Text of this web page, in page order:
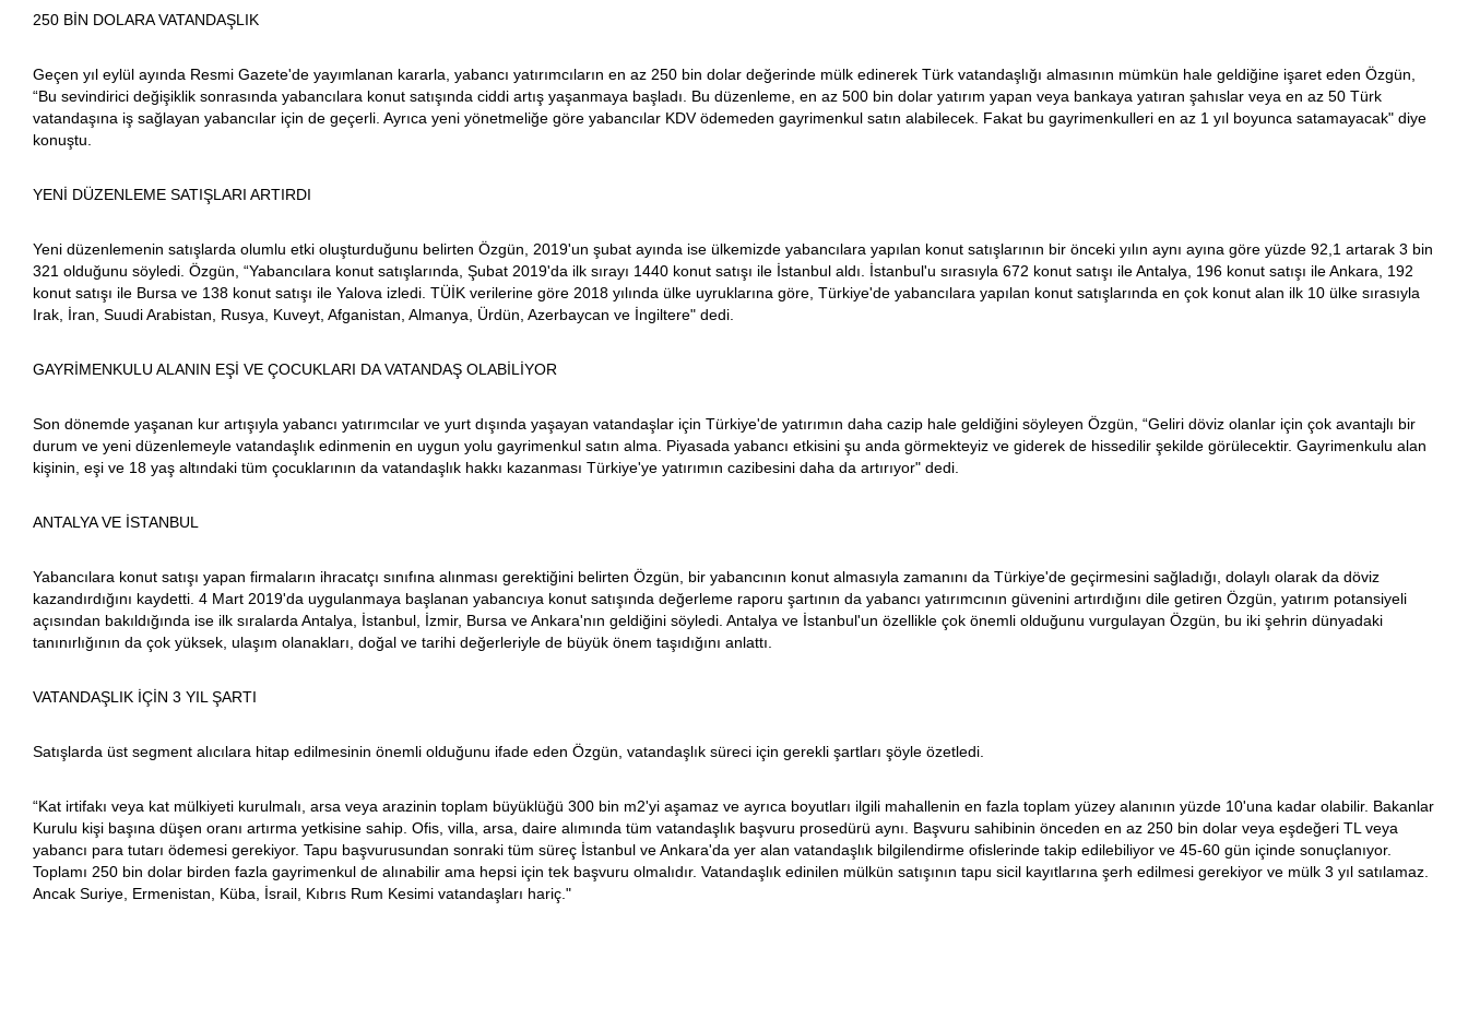
250 BİN DOLARA VATANDAŞLIK
Geçen yıl eylül ayında Resmi Gazete'de yayımlanan kararla, yabancı yatırımcıların en az 250 bin dolar değerinde mülk edinerek Türk vatandaşlığı almasının mümkün hale geldiğine işaret eden Özgün,
“Bu sevindirici değişiklik sonrasında yabancılara konut satışında ciddi artış yaşanmaya başladı. Bu düzenleme, en az 500 bin dolar yatırım yapan veya bankaya yatıran şahıslar veya en az 50 Türk
vatandaşına iş sağlayan yabancılar için de geçerli. Ayrıca yeni yönetmeliğe göre yabancılar KDV ödemeden gayrimenkul satın alabilecek. Fakat bu gayrimenkulleri en az 1 yıl boyunca satamayacak" diye
konuştu.
YENİ DÜZENLEME SATIŞLARI ARTIRDI
Yeni düzenlemenin satışlarda olumlu etki oluşturduğunu belirten Özgün, 2019'un şubat ayında ise ülkemizde yabancılara yapılan konut satışlarının bir önceki yılın aynı ayına göre yüzde 92,1 artarak 3 bin
321 olduğunu söyledi. Özgün, “Yabancılara konut satışlarında, Şubat 2019'da ilk sırayı 1440 konut satışı ile İstanbul aldı. İstanbul'u sırasıyla 672 konut satışı ile Antalya, 196 konut satışı ile Ankara, 192
konut satışı ile Bursa ve 138 konut satışı ile Yalova izledi. TÜİK verilerine göre 2018 yılında ülke uyruklarına göre, Türkiye'de yabancılara yapılan konut satışlarında en çok konut alan ilk 10 ülke sırasıyla
Irak, İran, Suudi Arabistan, Rusya, Kuveyt, Afganistan, Almanya, Ürdün, Azerbaycan ve İngiltere" dedi.
GAYRİMENKULU ALANIN EŞİ VE ÇOCUKLARI DA VATANDAŞ OLABİLİYOR
Son dönemde yaşanan kur artışıyla yabancı yatırımcılar ve yurt dışında yaşayan vatandaşlar için Türkiye'de yatırımın daha cazip hale geldiğini söyleyen Özgün, “Geliri döviz olanlar için çok avantajlı bir
durum ve yeni düzenlemeyle vatandaşlık edinmenin en uygun yolu gayrimenkul satın alma. Piyasada yabancı etkisini şu anda görmekteyiz ve giderek de hissedilir şekilde görülecektir. Gayrimenkulu alan
kişinin, eşi ve 18 yaş altındaki tüm çocuklarının da vatandaşlık hakkı kazanması Türkiye'ye yatırımın cazibesini daha da artırıyor" dedi.
ANTALYA VE İSTANBUL
Yabancılara konut satışı yapan firmaların ihracatçı sınıfına alınması gerektiğini belirten Özgün, bir yabancının konut almasıyla zamanını da Türkiye'de geçirmesini sağladığı, dolaylı olarak da döviz
kazandırdığını kaydetti. 4 Mart 2019'da uygulanmaya başlanan yabancıya konut satışında değerleme raporu şartının da yabancı yatırımcının güvenini artırdığını dile getiren Özgün, yatırım potansiyeli
açısından bakıldığında ise ilk sıralarda Antalya, İstanbul, İzmir, Bursa ve Ankara'nın geldiğini söyledi. Antalya ve İstanbul'un özellikle çok önemli olduğunu vurgulayan Özgün, bu iki şehrin dünyadaki
tanınırlığının da çok yüksek, ulaşım olanakları, doğal ve tarihi değerleriyle de büyük önem taşıdığını anlattı.
VATANDAŞLIK İÇİN 3 YIL ŞARTI
Satışlarda üst segment alıcılara hitap edilmesinin önemli olduğunu ifade eden Özgün, vatandaşlık süreci için gerekli şartları şöyle özetledi.
“Kat irtifakı veya kat mülkiyeti kurulmalı, arsa veya arazinin toplam büyüklüğü 300 bin m2'yi aşamaz ve ayrıca boyutları ilgili mahallenin en fazla toplam yüzey alanının yüzde 10'una kadar olabilir. Bakanlar
Kurulu kişi başına düşen oranı artırma yetkisine sahip. Ofis, villa, arsa, daire alımında tüm vatandaşlık başvuru prosedürü aynı. Başvuru sahibinin önceden en az 250 bin dolar veya eşdeğeri TL veya
yabancı para tutarı ödemesi gerekiyor. Tapu başvurusundan sonraki tüm süreç İstanbul ve Ankara'da yer alan vatandaşlık bilgilendirme ofislerinde takip edilebiliyor ve 45-60 gün içinde sonuçlanıyor.
Toplamı 250 bin dolar birden fazla gayrimenkul de alınabilir ama hepsi için tek başvuru olmalıdır. Vatandaşlık edinilen mülkün satışının tapu sicil kayıtlarına şerh edilmesi gerekiyor ve mülk 3 yıl satılamaz.
Ancak Suriye, Ermenistan, Küba, İsrail, Kıbrıs Rum Kesimi vatandaşları hariç."